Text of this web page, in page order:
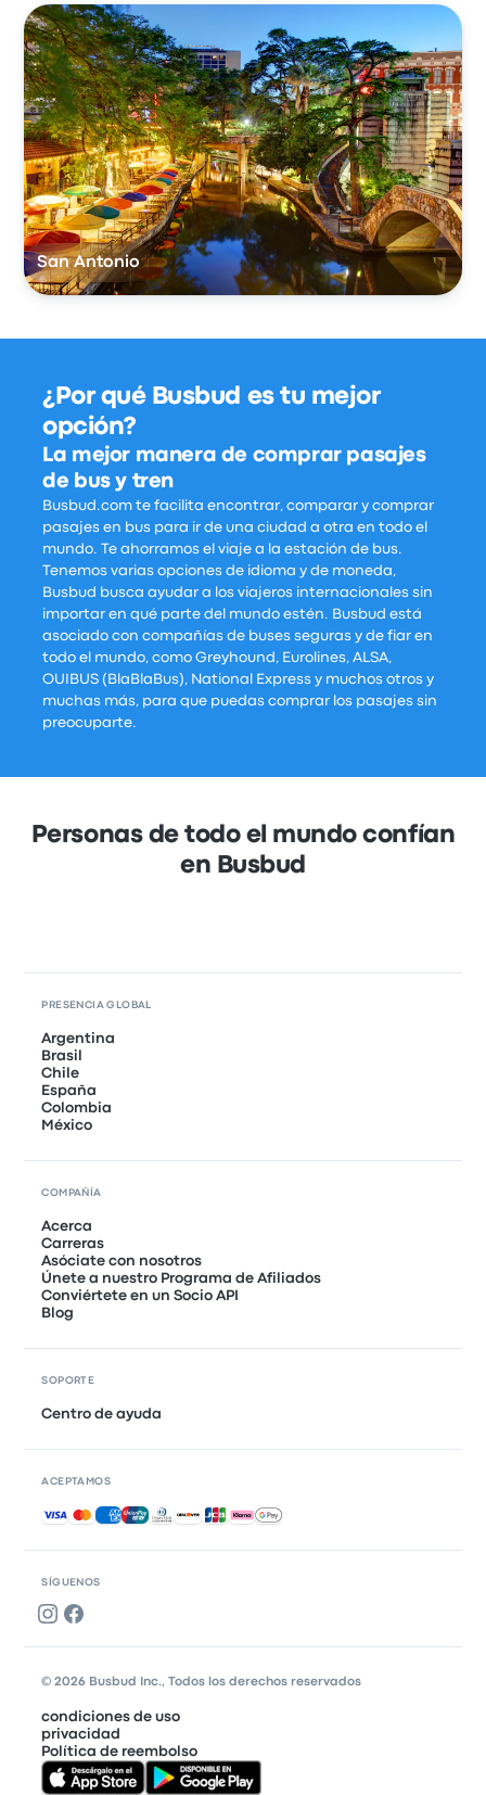
San Antonio
¿Por qué Busbud es tu mejor
opción?
La mejor manera de comprar pasajes
de bus y tren
Busbud.com te facilita encontrar, comparar y comprar
pasajes en bus para ir de una ciudad a otra en todo el
mundo. Te ahorramos el viaje a la estación de bus.
Tenemos varias opciones de idioma y de moneda,
Busbud busca ayudar a los viajeros internacionales sin
importar en qué parte del mundo estén. Busbud está
asociado con compañías de buses seguras y de fiar en
todo el mundo, como Greyhound, Eurolines, ALSA,
OUIBUS (BlaBlaBus), National Express y muchos otros y
muchas más, para que puedas comprar los pasajes sin
preocuparte.
Personas de todo el mundo confían
en Busbud
SÍGUENOS
PRESENCIA GLOBAL
Argentina
Brasil
Chile
España
Colombia
México
COMPAÑÍA
Acerca
Carreras
Asóciate con nosotros
Únete a nuestro Programa de Afiliados
Conviértete en un Socio API
Blog
SOPORTE
Centro de ayuda
ACEPTAMOS
Pagos aceptados
© 2026 Busbud Inc., Todos los derechos reservados
condiciones de uso
privacidad
Política de reembolso